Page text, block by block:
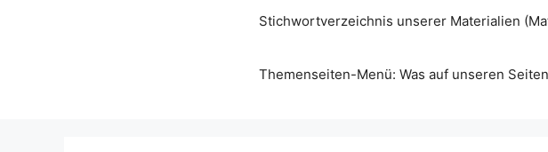
Stichwortverzeichnis unserer Materialien
Themenseiten-Menü: Was auf unseren